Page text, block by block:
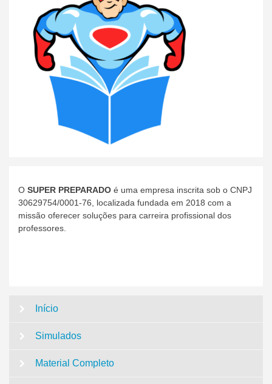
O SUPER PREPARADO é uma empresa inscrita sob o CNPJ
30629754/0001-76, localizada fundada em 2018 com a
missão oferecer soluções para carreira profissional dos
professores.
Início
Simulados
Material Completo